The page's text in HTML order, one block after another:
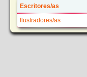
Escritores/as
Ilustradores/as